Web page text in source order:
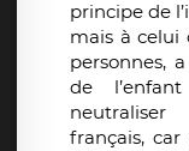
principe de
mais à celui
personnes,
de
neutraliser
français, car